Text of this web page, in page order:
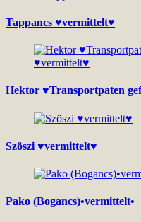
Tappancs ♥vermittelt♥
Hektor ♥Transportpaten
Szöszi ♥vermittelt♥
Pako (Bogancs)•vermittelt•